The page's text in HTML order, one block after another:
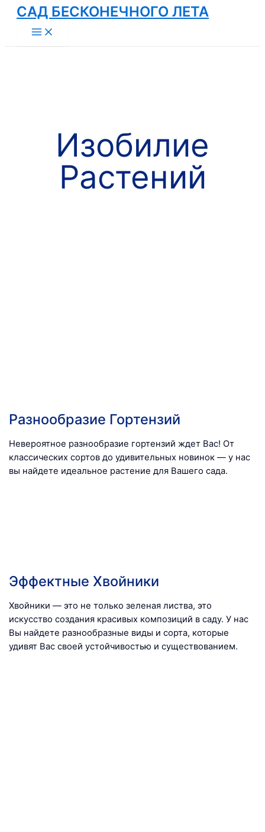
Перейти
САД БЕСКОНЕЧНОГО ЛЕТА
Main
Menu
Изобилие
Растений
Разнообразие Гортензий
Невероятное разнообразие гортензий ждет Вас! От
классических сортов до удивительных новинок — у нас
вы найдете идеальное растение для Вашего сада.
Эффектные Хвойники
Хвойники — это не только зеленая листва, это
искусство создания красивых композиций в саду. У нас
Вы найдете разнообразные виды и сорта, которые
удивят Вас своей устойчивостью и существованием.